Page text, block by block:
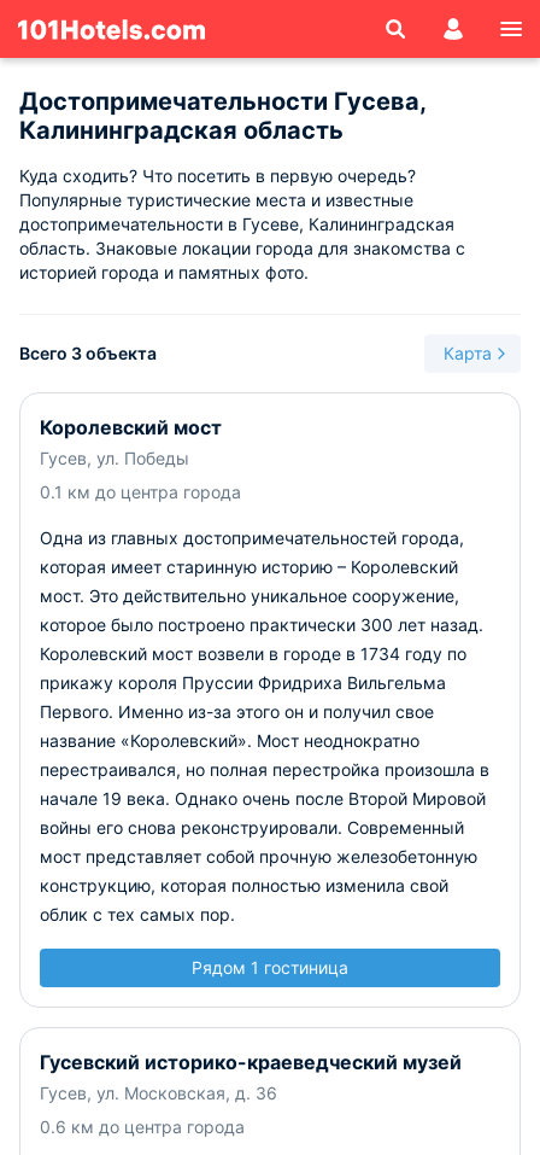
Достопримечательности Гусева,
Калининградская область
Куда сходить? Что посетить в первую очередь?
Популярные туристические места и известные
достопримечательности в Гусеве, Калининградская
область. Знаковые локации города для знакомства с
историей города и памятных фото.
Всего 3 объекта Карта
Королевский мост
Гусев, ул. Победы
0.1 км до центра города
Одна из главных достопримечательностей города,
которая имеет старинную историю – Королевский
мост. Это действительно уникальное сооружение,
которое было построено практически 300 лет назад.
Королевский мост возвели в городе в 1734 году по
прикажу короля Пруссии Фридриха Вильгельма
Первого. Именно из-за этого он и получил свое
название «Королевский». Мост неоднократно
перестраивался, но полная перестройка произошла в
начале 19 века. Однако очень после Второй Мировой
войны его снова реконструировали. Современный
мост представляет собой прочную железобетонную
конструкцию, которая полностью изменила свой
облик с тех самых пор.
Рядом 1 гостиница
Гусевский историко-краеведческий музей
Гусев, ул. Московская, д. 36
0.6 км до центра города